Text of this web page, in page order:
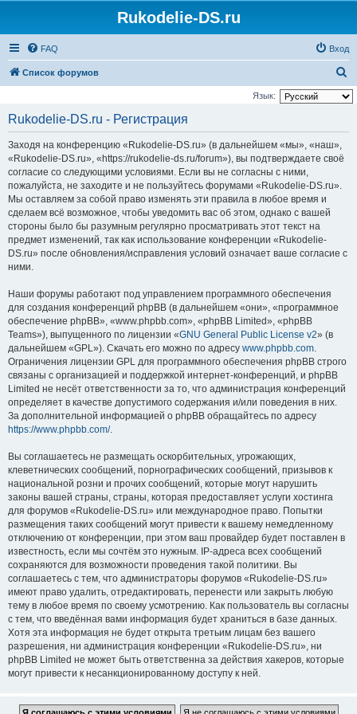
Rukodelie-DS.ru
FAQ Вход
Список форумов
о
Язык:
Rukodelie-DS.ru - Регистрация
Заходя на конференцию «Rukodelie-DS.ru» (в дальнейшем «мы», «наш»,
«Rukodelie-DS.ru», «https://rukodelie-ds.ru/forum»), вы подтверждаете своё
согласие со следующими условиями. Если вы не согласны с ними,
пожалуйста, не заходите и не пользуйтесь форумами «Rukodelie-DS.ru».
Мы оставляем за собой право изменять эти правила в любое время и
сделаем всё возможное, чтобы уведомить вас об этом, однако с вашей
стороны было бы разумным регулярно просматривать этот текст на
предмет изменений, так как использование конференции «Rukodelie-
DS.ru» после обновления/исправления условий означает ваше согласие с
ними.
Наши форумы работают под управлением программного обеспечения
для создания конференций phpBB (в дальнейшем «они», «программное
обеспечение phpBB», «www.phpbb.com», «phpBB Limited», «phpBB
Teams»), выпущенного по лицензии «GNU General Public License v2» (в
дальнейшем «GPL»). Скачать его можно по адресу www.phpbb.com.
Ограничения лицензии GPL для программного обеспечения phpBB строго
связаны с организацией и поддержкой интернет-конференций, и phpBB
Limited не несёт ответственности за то, что администрация конференций
определяет в качестве допустимого содержания и/или поведения в них.
За дополнительной информацией о phpBB обращайтесь по адресу
https://www.phpbb.com/.
Вы соглашаетесь не размещать оскорбительных, угрожающих,
клеветнических сообщений, порнографических сообщений, призывов к
национальной розни и прочих сообщений, которые могут нарушить
законы вашей страны, страны, которая предоставляет услуги хостинга
для форумов «Rukodelie-DS.ru» или международное право. Попытки
размещения таких сообщений могут привести к вашему немедленному
отключению от конференции, при этом ваш провайдер будет поставлен в
известность, если мы сочтём это нужным. IP-адреса всех сообщений
сохраняются для возможности проведения такой политики. Вы
соглашаетесь с тем, что администраторы форумов «Rukodelie-DS.ru»
имеют право удалить, отредактировать, перенести или закрыть любую
тему в любое время по своему усмотрению. Как пользователь вы согласны
с тем, что введённая вами информация будет храниться в базе данных.
Хотя эта информация не будет открыта третьим лицам без вашего
разрешения, ни администрация конференции «Rukodelie-DS.ru», ни
phpBB Limited не может быть ответственна за действия хакеров, которые
могут привести к несанкционированному доступу к ней.